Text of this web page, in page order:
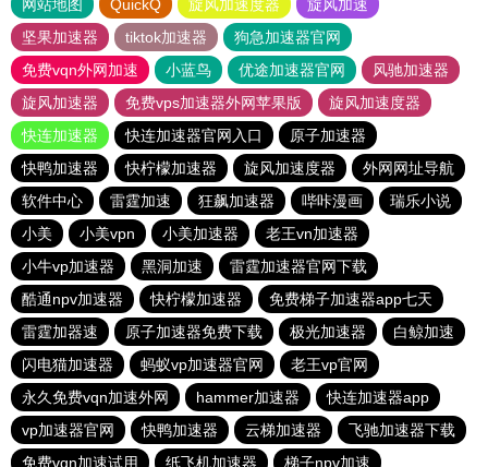
网站地图 QuickQ 旋风加速度器
旋风加速
坚果加速器
tiktok加速器
狗急加速器官网
免费vqn外网加速
小蓝鸟 优途加速器官网
风驰加速器
旋风加速器
免费vps加速器外网苹果版
旋风加速度器
快连加速器
快连加速器官网入口
原子加速器
快鸭加速器
快柠檬加速器 旋风加速度器
外网网址导航
软件中心
雷霆加速 狂飙加速器 哔咔漫画
瑞乐小说
小美
小美vpn 小美加速器
老王vn加速器
小牛vp加速器
黑洞加速
雷霆加速器官网下载
酷通npv加速器
快柠檬加速器
免费梯子加速器app七天
雷霆加器速
原子加速器免费下载 极光加速器
白鲸加速
闪电猫加速器
蚂蚁vp加速器官网
老王vp官网
永久免费vqn加速外网
hammer加速器
快连加速器app
vp加速器官网
快鸭加速器 云梯加速器
飞驰加速器下载
免费vqn加速试用
纸飞机加速器 梯子npv加速